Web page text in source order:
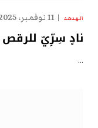
الهدهد 11 نوفمبر، 2025
نادٍ سِرِّيّ
…